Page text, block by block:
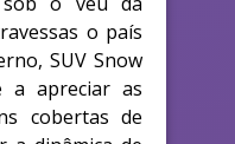
o país
SUV Snow
a apreciar as
cobertas de